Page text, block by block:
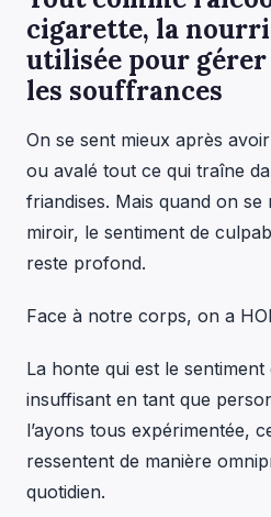
cigarette, la
utilisée pour
les souffrances
On se sent mieux après
ou avalé tout ce qui traîne
friandises. Mais quand on se
miroir, le sentiment de
reste profond.
Face à notre corps, on a
La honte qui est le sentiment
insuffisant en tant que
l’ayons tous expérimentée,
ressentent de manière
quotidien.